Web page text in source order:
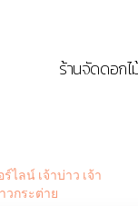
ร้านจัดดอก